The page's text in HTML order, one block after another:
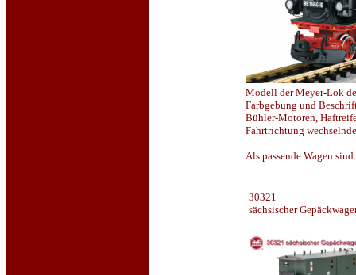
Modell der Meyer-Lok
Farbgebung und
Bühler-Motoren,
Fahrtrichtung
Als passende Wagen
30321
sächsischer